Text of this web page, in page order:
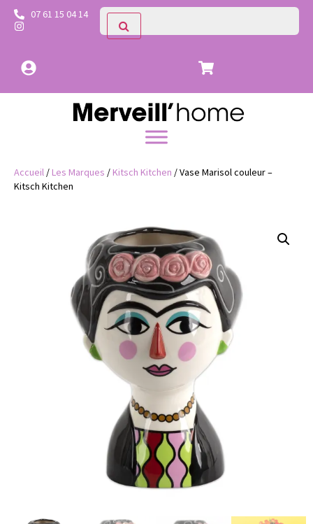
07 61 15 04 14
Accueil /Les Marques /Kitsch Kitchen / Vase Marisol couleur –
Kitsch Kitchen